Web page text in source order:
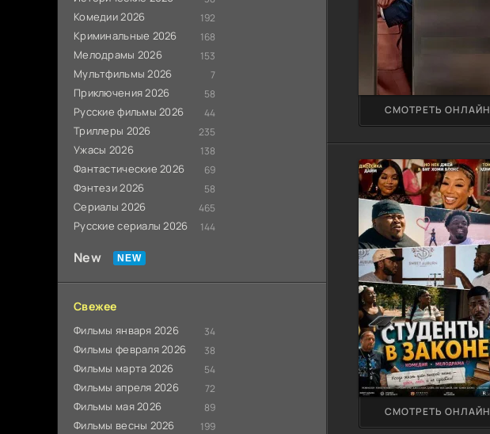
Комедии 2026 192
Криминальные 2026 168
Мелодрамы 2026 153
Мультфильмы 2026 7
Приключения 2026 58
Русские фильмы 2026 44
Триллеры 2026 235
Ужасы 2026 138
Фантастические 2026 69
Фэнтези 2026 58
Сериалы 2026 465
Русские сериалы 2026 144
New
Свежее
Фильмы января 2026 34
Фильмы февраля 2026 38
Фильмы марта 2026 54
Фильмы апреля 2026 72
Фильмы мая 2026 89
Фильмы весны 2026 199
СМОТРЕТЬ ОНЛАЙН
СМОТРЕТЬ ОНЛАЙН